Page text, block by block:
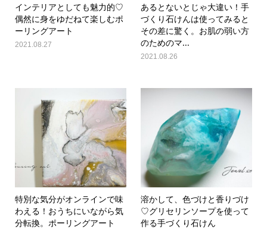
インテリアとしても魅力的♡
偶然に身をゆだねて楽しむポ
ーリングアート
2021.08.27
あるとないとじゃ大違い！手
づくり石けんは使ってみると
その差に驚く。お肌の弱い方
のためのマ...
2021.08.26
特別な気分がオンラインで味
わえる！おうちにいながら気
分転換。ポーリングアート
溶かして、色づけと香りづけ
♡グリセリンソープを使って
作る手づくり石けん